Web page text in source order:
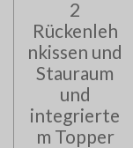
2
Rückenleh
nkissen und
Stauraum
und
integrierte
m Topper